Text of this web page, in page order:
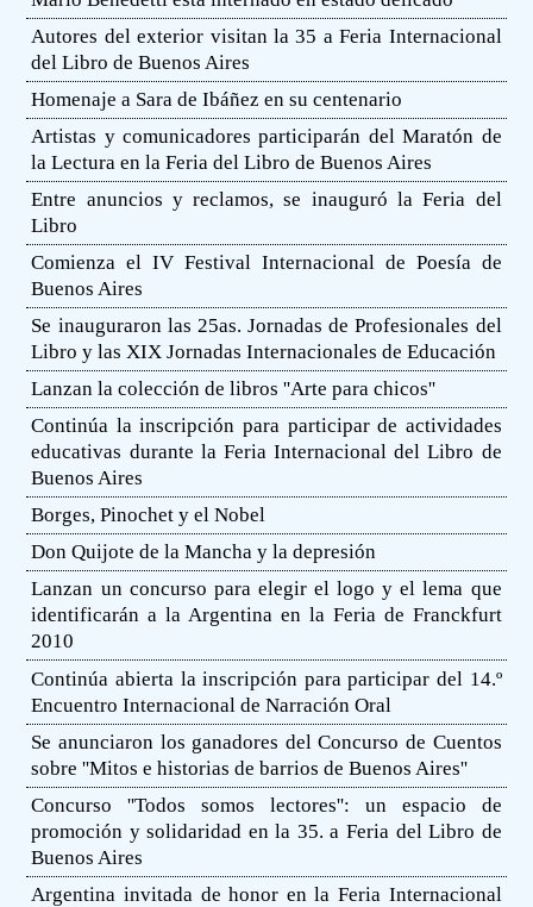
Autores del exterior visitan la 35 a Feria Internacional
del Libro de Buenos Aires
Homenaje a Sara de Ibáñez en su centenario
Artistas y comunicadores participarán del Maratón de
la Lectura en la Feria del Libro de Buenos Aires
Entre anuncios y reclamos, se inauguró la Feria del
Libro
Comienza el IV Festival Internacional de Poesía de
Buenos Aires
Se inauguraron las 25as. Jornadas de Profesionales del
Libro y las XIX Jornadas Internacionales de Educación
Lanzan la colección de libros ''Arte para chicos''
Continúa la inscripción para participar de actividades
educativas durante la Feria Internacional del Libro de
Buenos Aires
Borges, Pinochet y el Nobel
Don Quijote de la Mancha y la depresión
Lanzan un concurso para elegir el logo y el lema que
identificarán a la Argentina en la Feria de Franckfurt
2010
Continúa abierta la inscripción para participar del 14.º
Encuentro Internacional de Narración Oral
Se anunciaron los ganadores del Concurso de Cuentos
sobre ''Mitos e historias de barrios de Buenos Aires''
Concurso ''Todos somos lectores'': un espacio de
promoción y solidaridad en la 35. a Feria del Libro de
Buenos Aires
Argentina invitada de honor en la Feria Internacional